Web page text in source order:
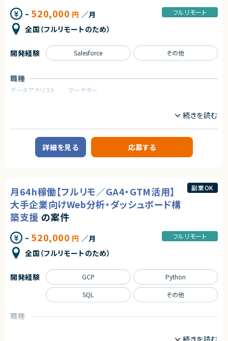
株式会社LASSIC
エージェントから
◎Copilot Studioを活用したハンズオンやメンタリングなど、技術力とコミ
ュニケーション力の双方を活かせる案件です！
積みたい方にもおすすめです！
◎基本リモートのため、柔軟な働き方を実現しやすい環境です！
◎教育・研修・技術支援の経験を活かしながら、生成AI分野の知見を深める
求めるスキル
【必須スキル】
・既存CMSの移行経験
・コンテンツの移行経験
・システム要件の理解
・開発経験及びPMのご経験
・CX領域での支援案件経験 ・CMS導入プロジェクト経験 ・顧客折衝経験
【求める人物像】
契約形態
業務委託(準委任契約)
エージェントから
◎要件ヒアリングから導入・移行まで一気通貫で携われるPMポジションで
す！
◎顧客折衝や要件整理など、PMとしての市場価値向上につながる案件で
す！
◎フルリモート環境のため、柔軟な働き方が可能です！
◎事業拡大フェーズのプロジェクトで裁量をもって活躍できます！
~ 520,000 円 ／月
全国（フルリモートのため）
フルリモート
職種
データアナリスト マーケター
大手製造業向けのデジタルマーケティング基盤刷新プロジェクトです。
HubSpotを中心としたMA活用改善および運用体制構築を推進いただきま
■業務内容
・ナーチャリングシナリオの設計、実装支援
・営業、インサイドセールス向けアラート設計
・MAツール移行に伴う設定、運用フロー構築
・効果測定、レポーティング、改善提案
・各種ディレクションおよびプロジェクト推進支援
■担当工程
要件整理、運用設計、導入支援、効果測定、運用改善
■その他補足
・月64時間稼働想定（56～72時間の範囲）
求めるスキル
■必須スキル
・Account Engagement の運用またはカスタマイズの実務経験
開発経験 Salesforce その他
詳細を見る 応募する
月64h稼働【フルリモ／GA4・GTM活用】
大手企業向けWeb分析・ダッシュボード構
築支援 の案件
~ 520,000 円 ／月
全国（フルリモートのため）
フルリモート
副業OK
職種
開発経験 GCP Python
SQL その他